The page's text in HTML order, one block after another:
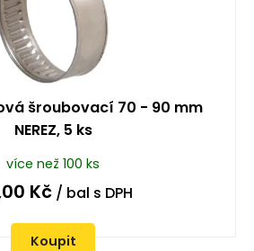
šroubovací 70 - 90 mm
NEREZ, 5 ks
více než 100 ks
Kč/ bal s DPH
Koupit